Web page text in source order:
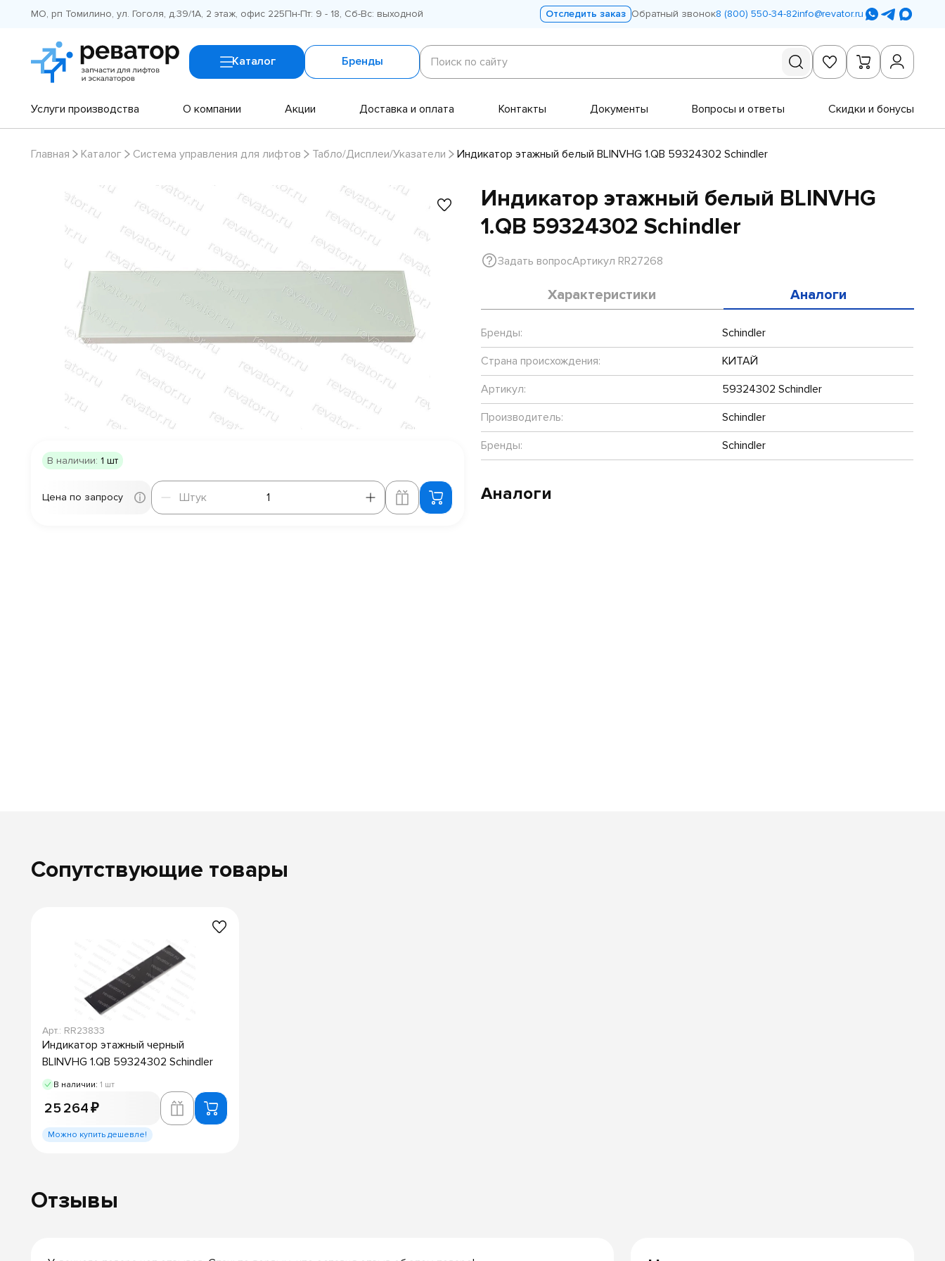
МО, рп Томилино, ул. Гоголя, д.39/1А, 2 этаж, офис 225Пн-Пт: 9 - 18, Сб-Вс: выходной Отследить заказ Обратный звонок8 (800) 550-34-82info@revator.ru
Каталог Бренды
Поиск
по
сайту
Поиск по сайту
Услуги производства О компании Акции Доставка и оплата Контакты Документы Вопросы и ответы Скидки и бонусы
Главная Каталог Система управления для лифтов Табло/Дисплеи/Указатели Индикатор этажный белый BLINVHG 1.QB 59324302 Schindler
Индикатор этажный белый BLINVHG
1.QB 59324302 Schindler
Задать вопросАртикул RR27268
В наличии: 1 шт
Цена по запросу
Штук
Штук
Характеристики Аналоги
Бренды:
Schindler
Страна происхождения:
КИТАЙ
Артикул:
59324302 Schindler
Производитель:
Schindler
Бренды:
Schindler
Аналоги
Сопутствующие товары
Арт.: RR23833
Индикатор этажный черный
BLINVHG 1.QB 59324302 Schindler
В наличии: 1 шт
25 264 ₽
Можно купить дешевле!
Отзывы